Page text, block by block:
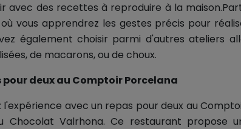
avec des recettes à reproduire à la
vous apprendrez les gestes précis pour
également choisir parmi d'autres ateliers
de macarons, ou de choux.
pour deux au Comptoir Porcelana
l'expérience avec un repas pour deux au
Chocolat Valrhona. Ce restaurant propose